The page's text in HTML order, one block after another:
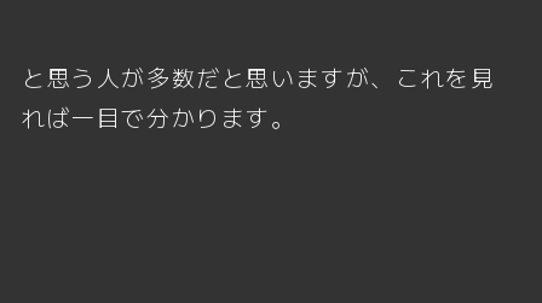
と思う人が多数だと思いますが、これを見
れば一目で分かります。